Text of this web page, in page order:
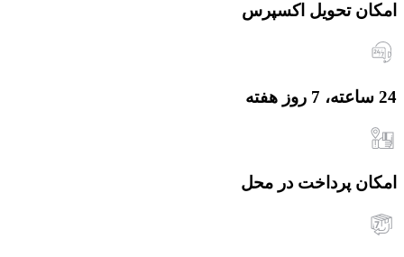
امکان تحویل اکسپرس
24 ساعته، 7 روز هفته
امکان پرداخت در محل